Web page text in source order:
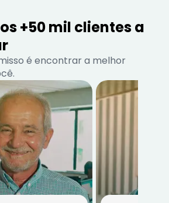
+50 mil clientes a
é encontrar a melhor